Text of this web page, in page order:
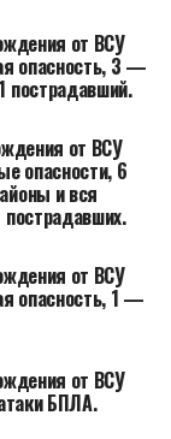
от ВСУ
опасность, 3 —
от ВСУ
опасности, 6
и вся
от ВСУ
опасность, 1 —
от ВСУ
БПЛА.